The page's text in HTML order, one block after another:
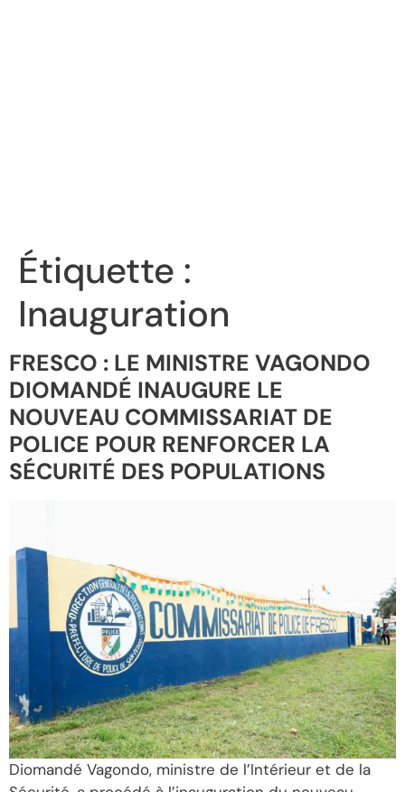
Étiquette :
Inauguration
FRESCO : LE MINISTRE VAGONDO
DIOMANDÉ INAUGURE LE
NOUVEAU COMMISSARIAT DE
POLICE POUR RENFORCER LA
SÉCURITÉ DES POPULATIONS
Diomandé Vagondo, ministre de l’Intérieur et de la